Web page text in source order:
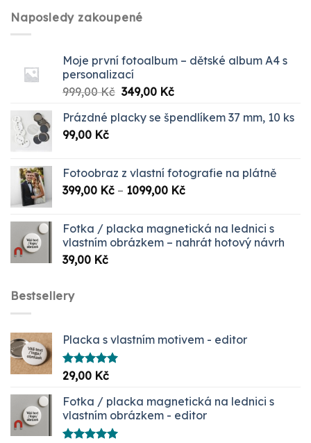
Naposledy zakoupené
Moje první fotoalbum – dětské album A4 s
personalizací
999,00Kč Původní
byla:
349,00 KčAktuální
je:
Prázdné placky se špendlíkem 37 mm, 10 ks
99,00 Kč
Fotoobraz z vlastní fotografie na plátně
399,00 Kč – 1099,00 KčRozpětí
až
1099,00 Kč
Fotka / placka magnetická na lednici s
vlastním obrázkem – nahrát hotový návrh
39,00 Kč
Bestsellery
Placka s vlastním motivem - editor
Hodnocení
5.00
29,00 Kč
Fotka / placka magnetická na lednici s
vlastním obrázkem - editor